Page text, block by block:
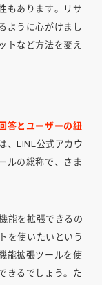
もあります。リサ
ように心がけまし
トなど方法を変え
答とユーザーの紐
、LINE公式アカウ
ルの総称で、さま
能を拡張できるの
を使いたいという
能拡張ツールを使
きるでしょう。た